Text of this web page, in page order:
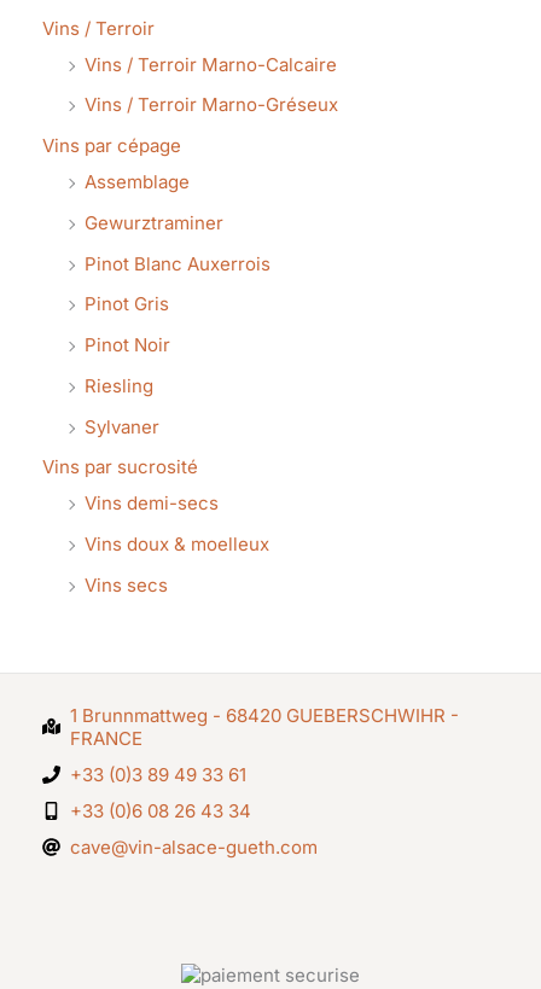
Vins / Terroir
Vins / Terroir Marno-Calcaire
Vins / Terroir Marno-Gréseux
Vins par cépage
Assemblage
Gewurztraminer
Pinot Blanc Auxerrois
Pinot Gris
Pinot Noir
Riesling
Sylvaner
Vins par sucrosité
Vins demi-secs
Vins doux & moelleux
Vins secs
1 Brunnmattweg - 68420 GUEBERSCHWIHR -
FRANCE
+33 (0)3 89 49 33 61
+33 (0)6 08 26 43 34
cave@vin-alsace-gueth.com